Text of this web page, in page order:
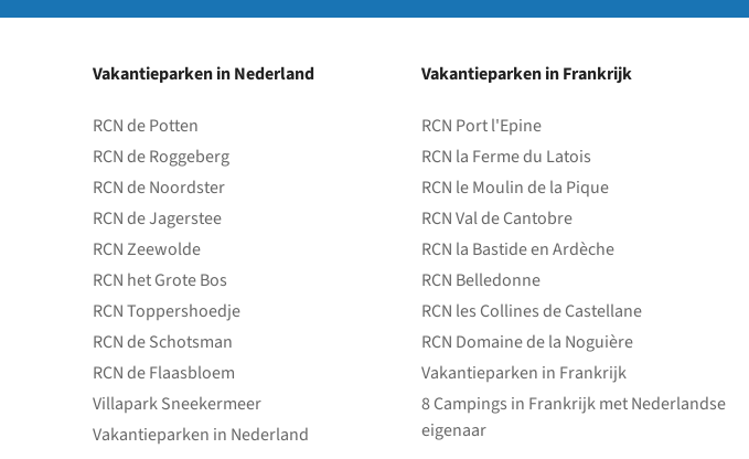
Vakantieparken in Nederland
RCN de Potten
RCN de Roggeberg
RCN de Noordster
RCN de Jagerstee
RCN Zeewolde
RCN het Grote Bos
RCN Toppershoedje
RCN de Schotsman
RCN de Flaasbloem
Villapark Sneekermeer
Vakantieparken in Nederland
Vakantieparken in Frankrijk
RCN Port l'Epine
RCN la Ferme du Latois
RCN le Moulin de la Pique
RCN Val de Cantobre
RCN la Bastide en Ardèche
RCN Belledonne
RCN les Collines de Castellane
RCN Domaine de la Noguière
Vakantieparken in Frankrijk
8 Campings in Frankrijk met Nederlandse
eigenaar